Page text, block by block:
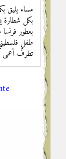
مساء يليق
بكل شطارة
بعطور
طفل
تطرفّ